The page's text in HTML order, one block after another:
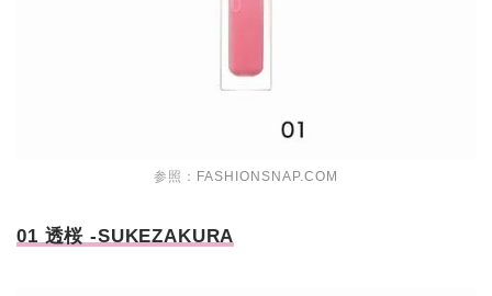
参照： FASHIONSNAP.COM
01 透桜 -SUKEZAKURA